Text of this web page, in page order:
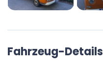
Fahrzeug-Details